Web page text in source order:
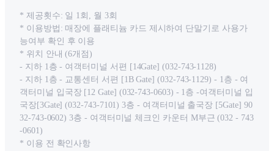
* 제공횟수: 일 1회, 월 3회
* 이용방법: 매장에 플래티늄 카드 제시하여 단말기로 사용가
능여부 확인 후 이용
* 위치 안내 (6개점)
- 지하 1층 - 여객터미널 서편 [14Gate] (032-743-1128)
- 지하 1층 - 교통센터 서편 [1B Gate] (032-743-1129) - 1층 - 여
객터미널 입국장 [12 Gate] (032-743-0603) - 1층 -여객터미널 입
국장[3Gate] (032-743-7101) 3층 - 여객터미널 출국장 [5Gate] 90
32-743-0602) 3층 - 여객터미널 체크인 카운터 M부근 (032 - 743
-0601)
* 이용 전 확인사항